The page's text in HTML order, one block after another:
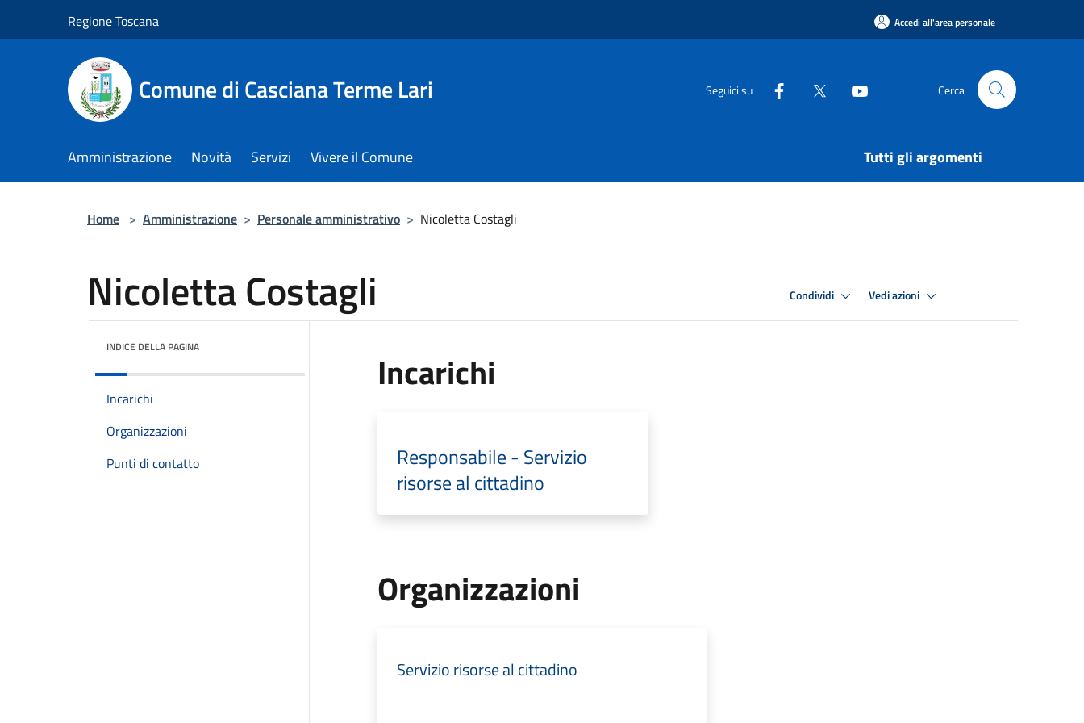
Regione Toscana Accedi all'area personale
Comune di Casciana Terme Lari Seguici su Cerca
Amministrazione Novità Servizi Vivere il Comune Tutti gli argomenti
Home > Amministrazione > Personale amministrativo > Nicoletta Costagli
Nicoletta Costagli Condividi Vedi azioni
INDICE DELLA PAGINA
Incarichi
Organizzazioni
Punti di contatto
Incarichi
Responsabile - Servizio
risorse al cittadino
Organizzazioni
Servizio risorse al cittadino